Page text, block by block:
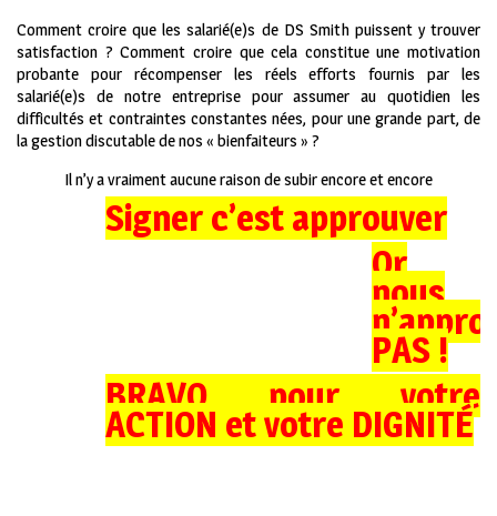
Comment croire que les salarié(e)s de DS Smith puissent y trouver
satisfaction ? Comment croire que cela constitue une motivation
probante pour récompenser les réels efforts fournis par les
salarié(e)s de notre entreprise pour assumer au quotidien les
difficultés et contraintes constantes nées, pour une grande part, de
la gestion discutable de nos « bienfaiteurs » ?
Il n’y a vraiment aucune raison de subir encore et encore
Signer c’est approuver
Or
nous
PAS !
BRAVO pour votre
ACTION et votre DIGNITÉ